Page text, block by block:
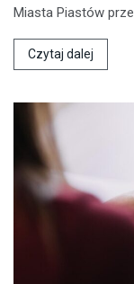
Miasta Piastów
Czytaj dalej